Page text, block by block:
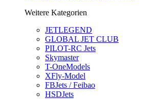
Weitere Kategorien
JETLEGEND
GLOBAL JET CLUB
PILOT-RC Jets
Skymaster
T-OneModels
XFly-Model
FBJets / Feibao
HSDJets